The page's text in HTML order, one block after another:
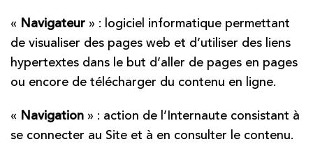
« Navigateur » : logiciel informatique permettant
de visualiser des pages web et d’utiliser des liens
hypertextes dans le but d’aller de pages en pages
ou encore de télécharger du contenu en ligne.
« Navigation » : action de l’Internaute consistant à
se connecter au Site et à en consulter le contenu.